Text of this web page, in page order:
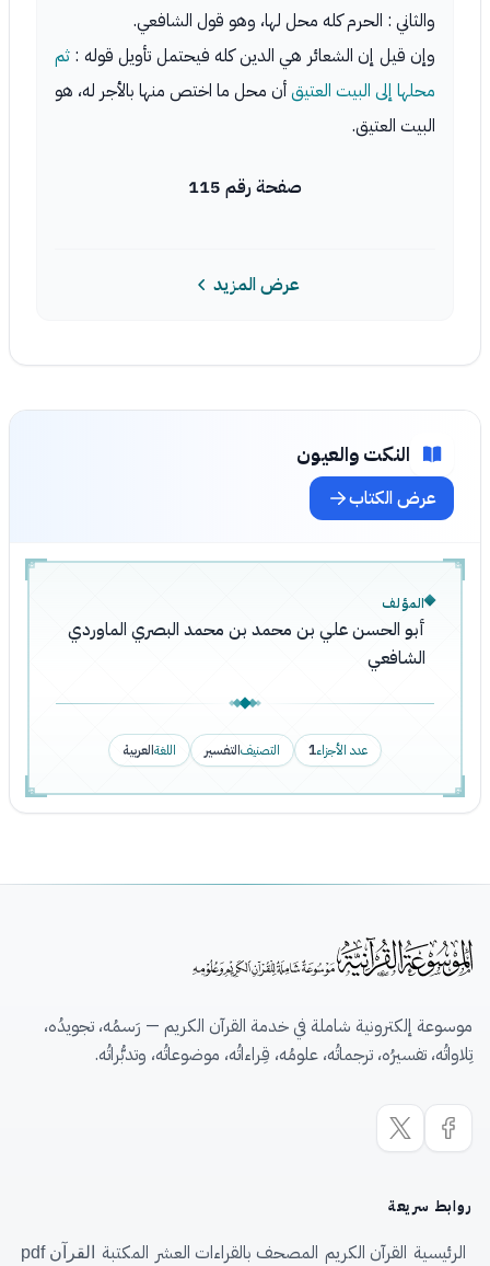
والثاني : الحرم كله محل لها، وهو قول الشافعي.
وإن قيل إن الشعائر هي الدين كله فيحتمل تأويل قوله : ثم
محلها إلى البيت العتيقأن محل ما اختص منها بالأجر له، هو
البيت العتيق.
صفحة رقم 115
عرض المزيد
النكت والعيون
عرض الكتاب
المؤلف
أبو الحسن علي بن محمد بن محمد البصري الماوردي
الشافعي
عدد الأجزاء1 التصنيفالتفسير اللغةالعربية
موسوعة إلكترونية شاملة في خدمة القرآن الكريم — رَسمُه، تجويدُه،
تِلاواتُه، تفسيرُه، ترجماتُه، علومُه، قِراءاتُه، موضوعاتُه، وتدبُّراتُه.
روابط سريعة
الرئيسية القرآن الكريم المصحف بالقراءات العشر المكتبة القرآن pdf